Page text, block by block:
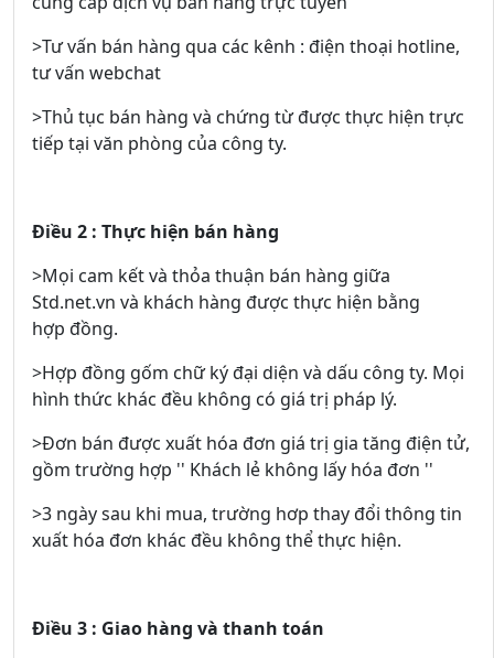
>Tư vấn bán hàng qua các kênh : điện thoại hotline,
tư vấn webchat
>Thủ tục bán hàng và chứng từ được thực hiện trực
tiếp tại văn phòng của công ty.
Điều 2 : Thực hiện bán hàng
>Mọi cam kết và thỏa thuận bán hàng giữa
Std.net.vn và khách hàng được thực hiện bằng
hợp đồng.
>Hợp đồng gốm chữ ký đại diện và dấu công ty. Mọi
hình thức khác đều không có giá trị pháp lý.
>Đơn bán được xuất hóa đơn giá trị gia tăng điện tử,
gồm trường hợp '' Khách lẻ không lấy hóa đơn ''
>3 ngày sau khi mua, trường hơp thay đổi thông tin
xuất hóa đơn khác đều không thể thực hiện.
Điều 3 : Giao hàng và thanh toán